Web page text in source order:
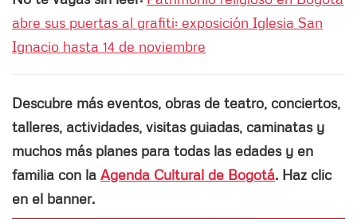
abre sus puertas al grafiti: exposición Iglesia San
Ignacio hasta 14 de noviembre
Descubre más eventos, obras de teatro, conciertos,
talleres, actividades, visitas guiadas, caminatas y
muchos más planes para todas las edades y en
familia con la Agenda Cultural de Bogotá. Haz clic
en el banner.